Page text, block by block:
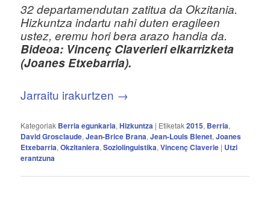
32 departamendutan zatitua da Okzitania.
Hizkuntza indartu nahi duten eragileen
ustez, eremu hori bera arazo handia da.
Bideoa: Vincenç Claverieri elkarrizketa
(Joanes Etxebarria).
Jarraitu irakurtzen →
Kategoriak Berria egunkaria,Hizkuntza | Etiketak2015, Berria,
David Grosclaude,Jean-Brice Brana,Jean-Louis Blenet,Joanes
Etxebarria,Okzitaniera,Soziolinguistika,Vincenç Claverie | Utzi
erantzuna